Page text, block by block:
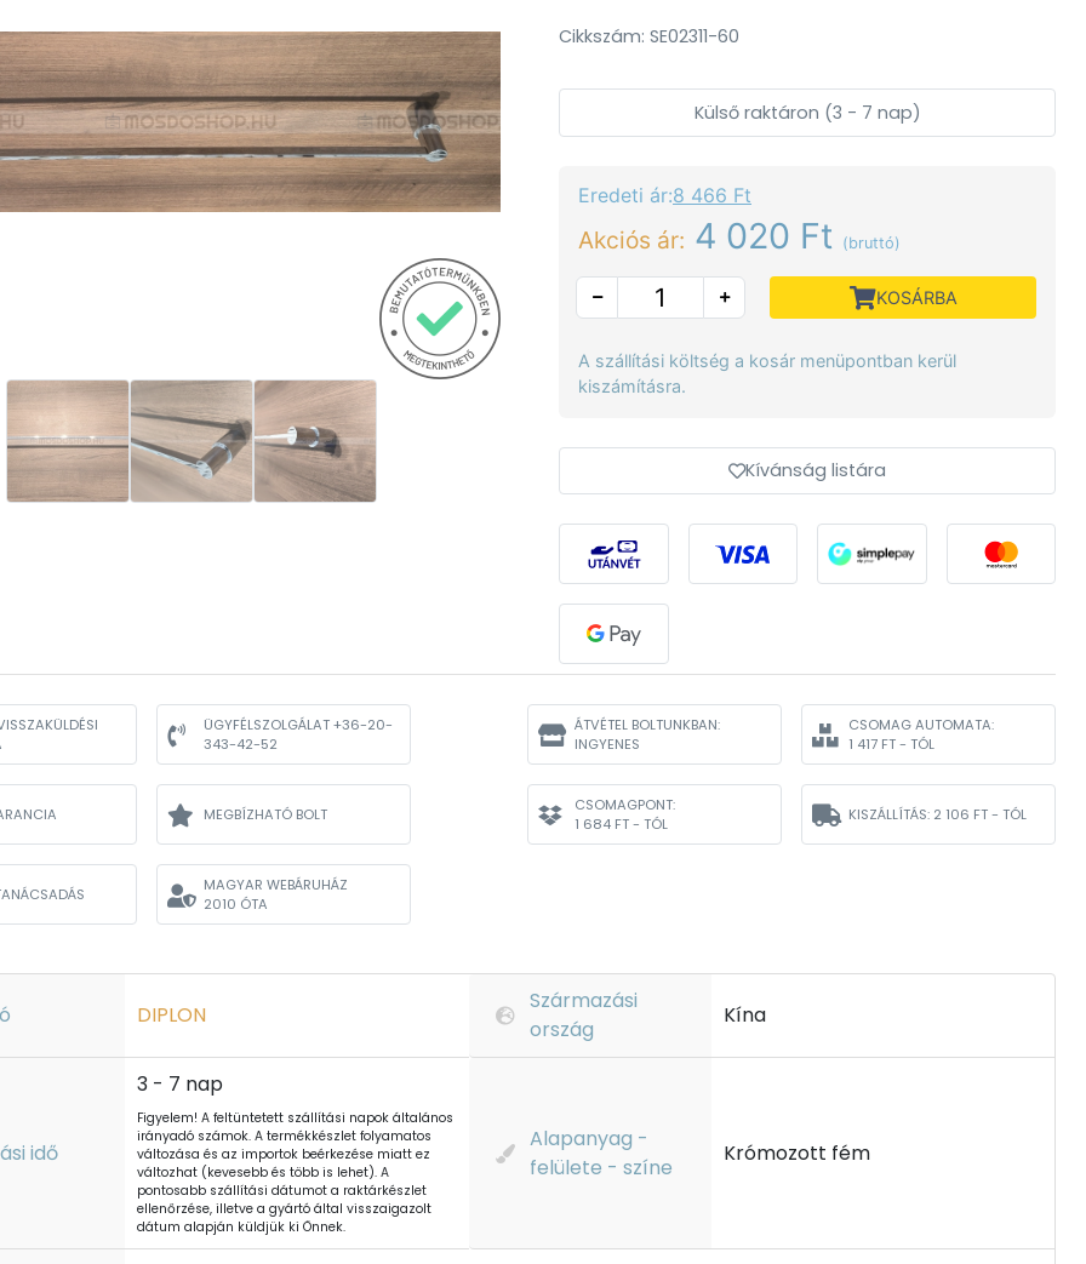
Cikkszám: SE02311-60
Külső raktáron (3 - 7 nap)
Eredeti ár:8 466 Ft
Akciós ár: 4 020 Ft (bruttó)
KOSÁRBA
A szállítási költség a kosár menüpontban kerül
kiszámításra.
Kívánság listára
ÜGYFÉLSZOLGÁLAT +36-20-
343-42-52
MEGBÍZHATÓ BOLT
MAGYAR WEBÁRUHÁZ
2010 ÓTA
ÁTVÉTEL BOLTUNKBAN:
INGYENES
CSOMAG AUTOMATA:
1 417 FT - TÓL
CSOMAGPONT:
1 684 FT - TÓL
KISZÁLLÍTÁS: 2 106 FT - TÓL
DIPLON
Származási
ország
Kína
idő
3 - 7 nap
Figyelem! A feltüntetett szállítási napok általános
irányadó számok. A termékkészlet folyamatos
változása és az importok beérkezése miatt ez
változhat (kevesebb és több is lehet). A
pontosabb szállítási dátumot a raktárkészlet
ellenőrzése, illetve a gyártó által visszaigazolt
dátum alapján küldjük ki Önnek.
Alapanyag -
felülete - színe
Krómozott fém